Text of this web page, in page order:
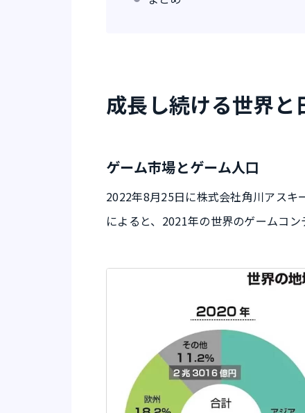
成長し続ける世界と
ゲーム市場とゲーム人口
2022年8月25日に株式会社角川アスキ
によると、2021年の世界のゲームコ